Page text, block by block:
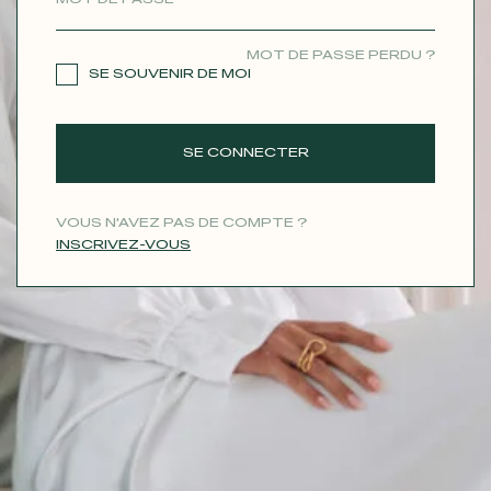
MOT DE PASSE PERDU ?
SE SOUVENIR DE MOI
SE CONNECTER
VOUS N'AVEZ PAS DE COMPTE ?
INSCRIVEZ-VOUS